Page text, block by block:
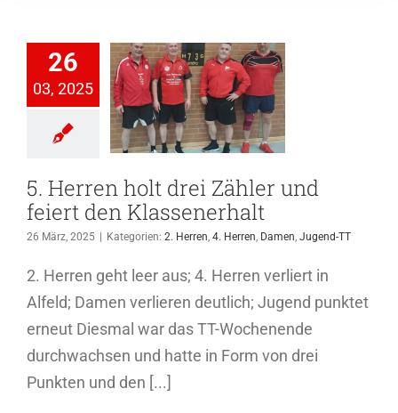
26
03, 2025
holt
und
den
TT
5. Herren holt drei Zähler und
feiert den Klassenerhalt
26 März, 2025 Kategorien: 2. Herren, 4. Herren, Damen, Jugend-TT
2. Herren geht leer aus; 4. Herren verliert in
Alfeld; Damen verlieren deutlich; Jugend punktet
erneut Diesmal war das TT-Wochenende
durchwachsen und hatte in Form von drei
Punkten und den [...]